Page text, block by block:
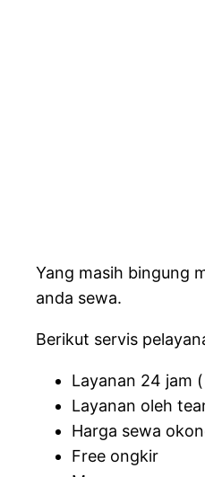
Yang masih bingung
anda sewa.
Berikut servis
Layanan 24 jam
Layanan oleh
Harga sewa
Free ongkir